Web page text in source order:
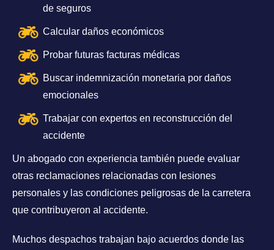
de seguros
Calcular daños económicos
Probar futuras facturas médicas
Buscar indemnización monetaria por daños
emocionales
Trabajar con expertos en reconstrucción del
accidente
Un abogado con experiencia también puede evaluar
otras reclamaciones relacionadas con lesiones
personales y las condiciones peligrosas de la carretera
que contribuyeron al accidente.
Muchos despachos trabajan bajo acuerdos donde las